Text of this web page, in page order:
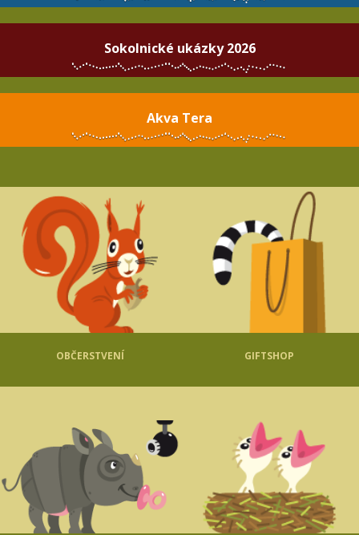
Sokolnické ukázky 2026
Akva Tera
OBČERSTVENÍ GIFTSHOP